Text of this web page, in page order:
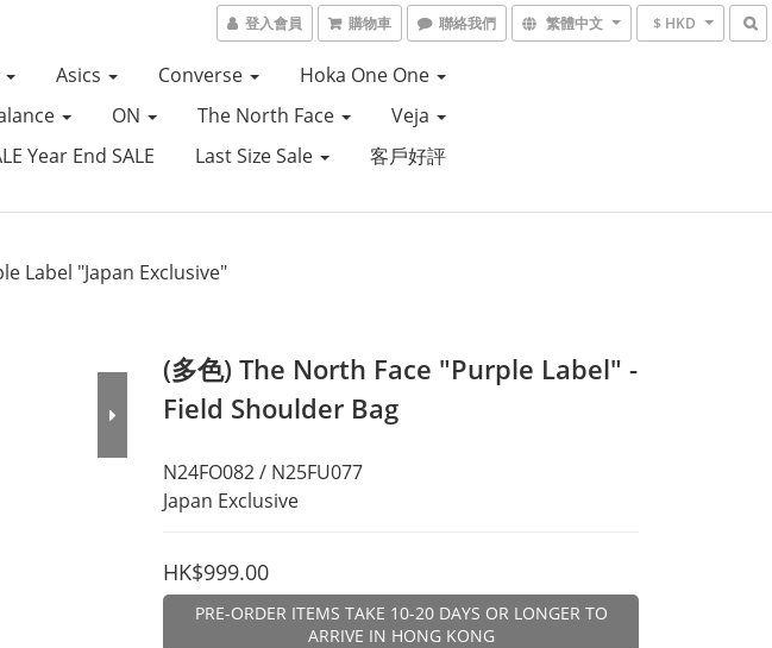
登入會員 購物車 聯絡我們 繁體中文 $ HKD
Asics Converse
Hoka One One
ON The North Face
Veja
Year End SALE Last Size Sale 客戶好評
Label "Japan Exclusive"
(多色) The North Face "Purple Label" -
Field Shoulder Bag
N24FO082 / N25FU077
Japan Exclusive
HK$999.00
PRE-ORDER ITEMS TAKE 10-20 DAYS OR LONGER TO
ARRIVE IN HONG KONG